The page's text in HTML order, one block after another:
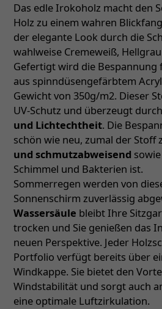
Das edle Irokoholz macht den
Holz zu einem wahren
der elegante Look durch die
wahlweise Cremeweiß,
Gefertigt wird die Bespannung
aus spinndüsengefärbtem
Gewicht von 350g/m2. Dieser
UV-Schutz und überzeugt durch
und Lichtechtheit. Die
schön wie neu, zumal der Stoff
und schmutzabweisend
Schimmel und Bakterien ist.
Sommerregen werden von
Sonnenschirm zuverlässig
Wassersäule bleibt Ihre
trocken und Sie genießen das
neuen Perspektive. Jeder
Portfolio verfügt bereits über
Windkappe. Sie bietet den
Windstabilität und sorgt auch
eine optimale Luftzirkulation.